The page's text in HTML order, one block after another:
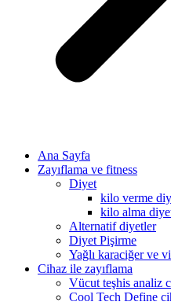
Ana Sayfa
Zayıflama ve fitness
Diyet
kilo verme
kilo alma
Alternatif diyetler
Diyet Pişirme
Yağlı karaciğer ve
Cihaz ile zayıflama
Vücut teşhis analiz
Cool Tech Define